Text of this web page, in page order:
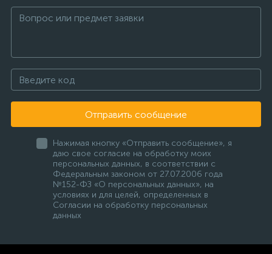
Отправить сообщение
Нажимая кнопку «Отправить сообщение», я
даю свое согласие на обработку моих
персональных данных, в соответствии с
Федеральным законом от 27.07.2006 года
№152-ФЗ «О персональных данных», на
условиях и для целей, определенных в
Согласии на обработку персональных
данных